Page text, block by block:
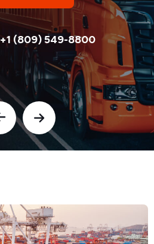
+1 (809) 549-8800
REGISTRO